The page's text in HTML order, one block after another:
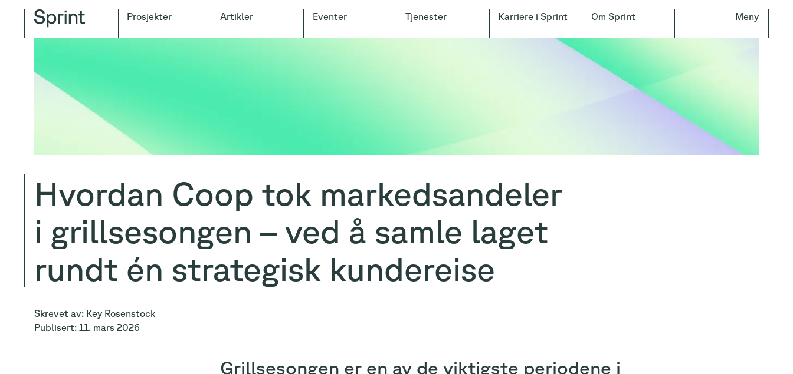
Om Sprint
Karriere i Sprint
Tjenester
Eventer
Artikler
Prosjekter Meny
Hvordan Coop tok markedsandeler
i grillsesongen – ved å samle laget
rundt én strategisk kundereise
Skrevet av: Key Rosenstock
Publisert: 11. mars 2026
Grillsesongen er en av de viktigste periodene i